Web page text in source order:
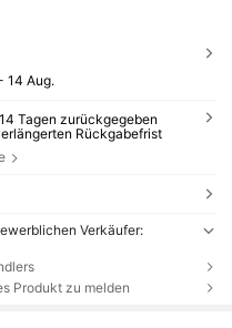
14 Aug.
Tagen zurückgegeben
Rückgabefrist
Verkäufer:
Produkt zu melden